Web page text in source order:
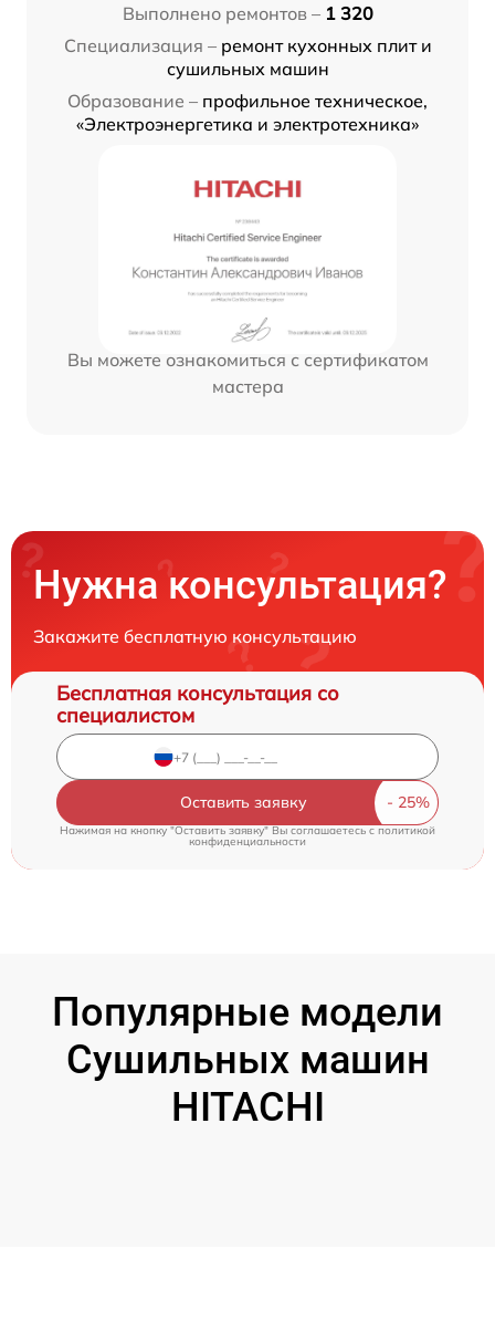
Выполнено ремонтов – 1 320
Специализация – ремонт кухонных плит и
сушильных машин
Образование – профильное техническое,
«Электроэнергетика и электротехника»
Вы можете ознакомиться с сертификатом
мастера
Нужна консультация?
Закажите бесплатную консультацию
Бесплатная консультация со
специалистом
Оставить заявку
Нажимая на кнопку "Оставить заявку" Вы соглашаетесь c политикой
конфиденциальности
Популярные модели
Сушильных машин
HITACHI